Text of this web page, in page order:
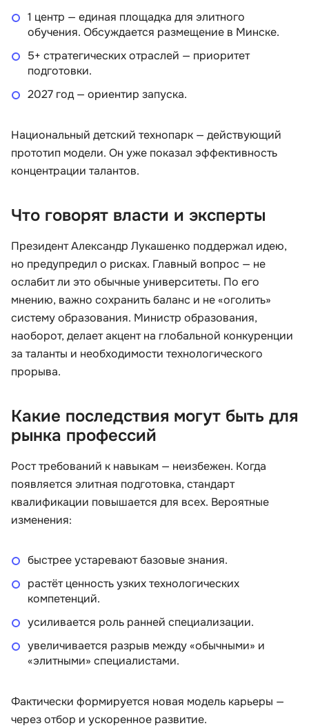
1 центр — единая площадка для элитного
обучения. Обсуждается размещение в Минске.
5+ стратегических отраслей — приоритет
подготовки.
2027 год — ориентир запуска.
Национальный детский технопарк — действующий
прототип модели. Он уже показал эффективность
концентрации талантов.
Что говорят власти и эксперты
Президент Александр Лукашенко поддержал идею,
но предупредил о рисках. Главный вопрос — не
ослабит ли это обычные университеты. По его
мнению, важно сохранить баланс и не «оголить»
систему образования. Министр образования,
наоборот, делает акцент на глобальной конкуренции
за таланты и необходимости технологического
прорыва.
Какие последствия могут быть для
рынка профессий
Рост требований к навыкам — неизбежен. Когда
появляется элитная подготовка, стандарт
квалификации повышается для всех. Вероятные
изменения:
быстрее устаревают базовые знания.
растёт ценность узких технологических
компетенций.
усиливается роль ранней специализации.
увеличивается разрыв между «обычными» и
«элитными» специалистами.
Фактически формируется новая модель карьеры —
через отбор и ускоренное развитие.